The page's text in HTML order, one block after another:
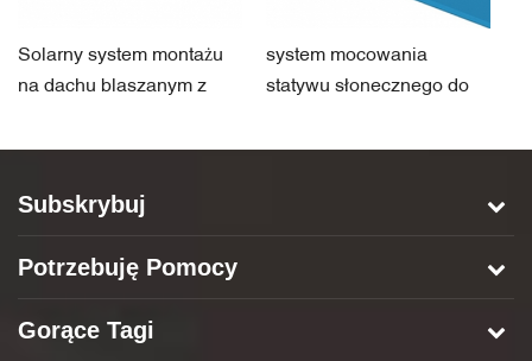
Solarny system montażu
na dachu blaszanym z
system mocowania
statywu słonecznego do
Subskrybuj
Potrzebuję Pomocy
Gorące Tagi